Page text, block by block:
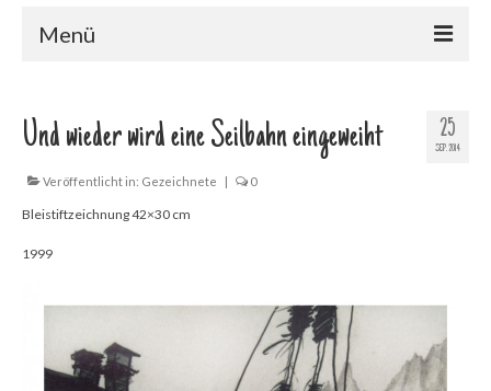
Menü
Kunstwerke
Biblisch
Engel und Geflügelte
Gezeichnete
25
SEP. 2014
Und wieder wird eine Seilbahn eingeweiht
Veröffentlicht in: Gezeichnete | 0
Bleistiftzeichnung 42×30 cm
1999